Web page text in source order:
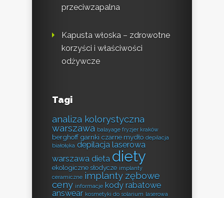
przeciwzapalna
Kapusta włoska – zdrowotne
korzyści i właściwości
odżywcze
Tagi
analiza kolorystyczna
warszawa balayage fryzjer kraków
berghoff garnki czarne mydło depilacja
białołęka depilacja laserowa
warszawa dieta diety
ekologiczne słodycze implanty
ceramiczne implanty zębowe
ceny informacje kody rabatowe
answear kosmetyki do solarium laserowa